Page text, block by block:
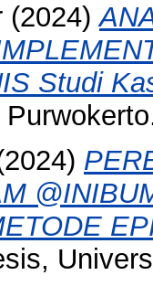
(2024)
Studi